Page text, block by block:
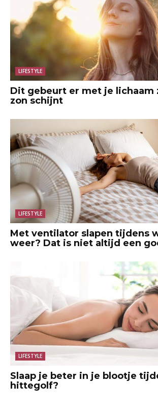
LIFESTYLE
Dit gebeurt er met je lichaam
zon schijnt
LIFESTYLE
Met ventilator slapen tijdens
weer? Dat is niet altijd een
LIFESTYLE
Slaap je beter in je blootje
hittegolf?